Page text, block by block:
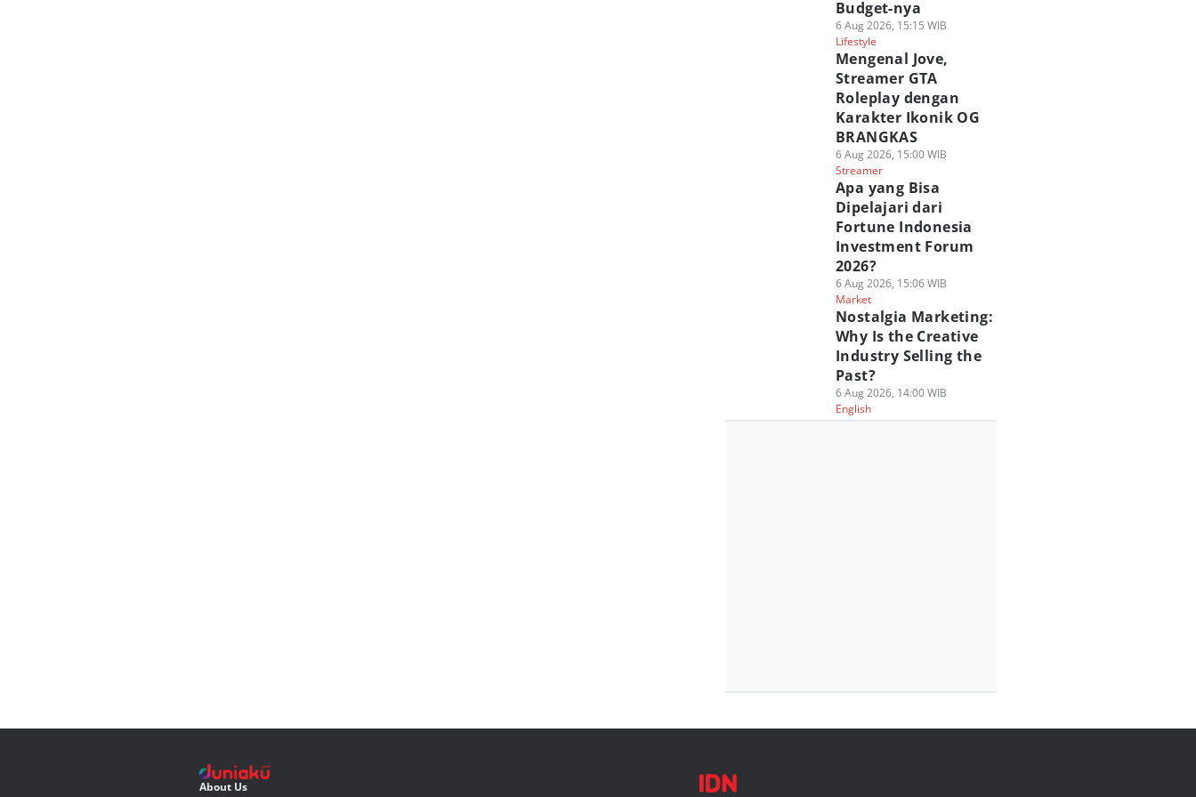
Budget-nya
6 Aug 2026, 15:15 WIB
Lifestyle
Mengenal Jove,
Streamer GTA
Roleplay dengan
Karakter Ikonik OG
BRANGKAS
6 Aug 2026, 15:00 WIB
Streamer
Apa yang Bisa
Dipelajari dari
Fortune Indonesia
Investment Forum
2026?
6 Aug 2026, 15:06 WIB
Market
Nostalgia Marketing:
Why Is the Creative
Industry Selling the
Past?
6 Aug 2026, 14:00 WIB
English
About Us